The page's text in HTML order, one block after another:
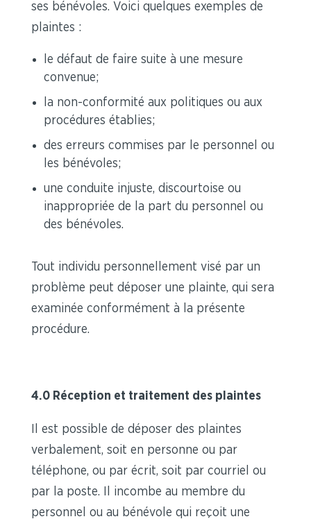
ses bénévoles. Voici quelques exemples de
plaintes :
le défaut de faire suite à une mesure
convenue;
la non-conformité aux politiques ou aux
procédures établies;
des erreurs commises par le personnel ou
les bénévoles;
une conduite injuste, discourtoise ou
inappropriée de la part du personnel ou
des bénévoles.
Tout individu personnellement visé par un
problème peut déposer une plainte, qui sera
examinée conformément à la présente
procédure.
4.0 Réception et traitement des plaintes
Il est possible de déposer des plaintes
verbalement, soit en personne ou par
téléphone, ou par écrit, soit par courriel ou
par la poste. Il incombe au membre du
personnel ou au bénévole qui reçoit une